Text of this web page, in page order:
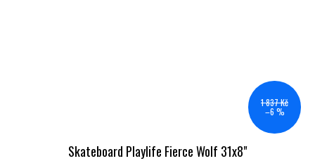
1 837 Kč
–6 %
Skateboard Playlife Fierce Wolf 31x8"